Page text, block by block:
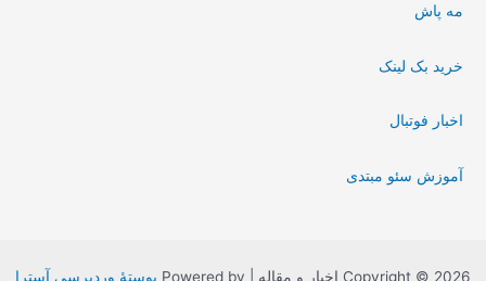
مه پاش
خرید بک لینک
اخبار فوتبال
آموزش سئو مبتدی
Copyright © 2026 اخبار و مقاله | Powered by پوستهٔ وردپرسی آسترا